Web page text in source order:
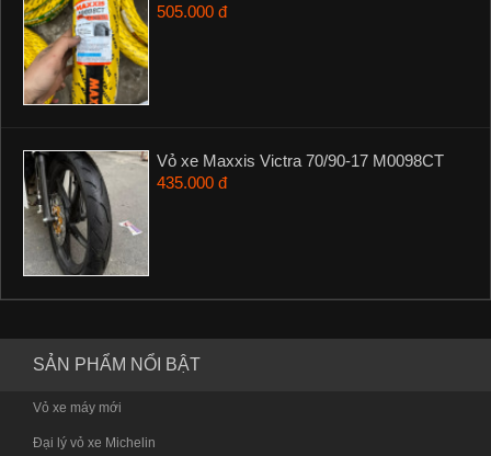
505.000 đ
Vỏ xe Maxxis Victra 70/90-17 M0098CT
435.000 đ
SẢN PHẨM NỔI BẬT
Vỏ xe máy mới
Đại lý vỏ xe Michelin